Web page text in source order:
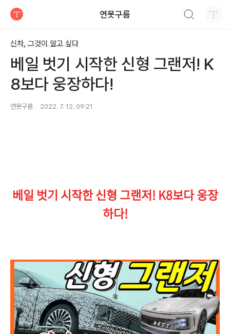
연못구름
신차, 그것이 알고 싶다
베일 벗기 시작한 신형 그랜저! K
8보다 웅장하다!
연못구름 2022. 7. 12. 09:21
베일 벗기 시작한 신형 그랜저! K8보다 웅장
하다!